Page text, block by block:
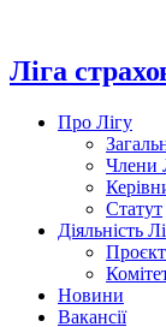
вмісту
Ліга
Про Лігу
Члени
Статут
Діяльність
Новини
Вакансії